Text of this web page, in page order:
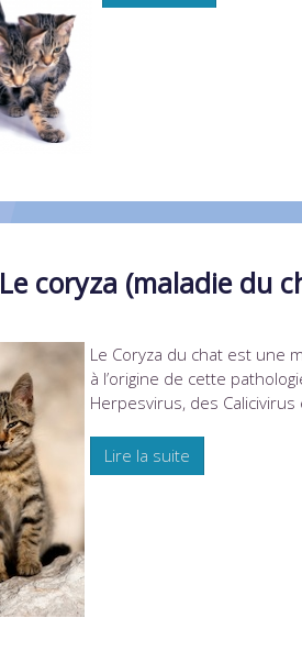
Le coryza (maladie du
Le Coryza du chat est une
à l’origine de cette
Herpesvirus, des
Lire la suite